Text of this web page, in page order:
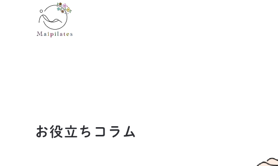
Skip to main content
お役立ちコラム